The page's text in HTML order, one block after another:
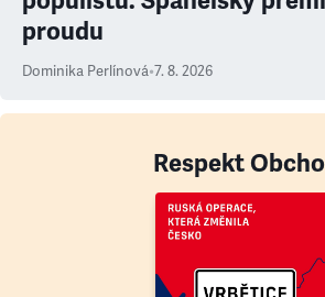
proudu
Dominika Perlínová•7. 8. 2026
Respekt